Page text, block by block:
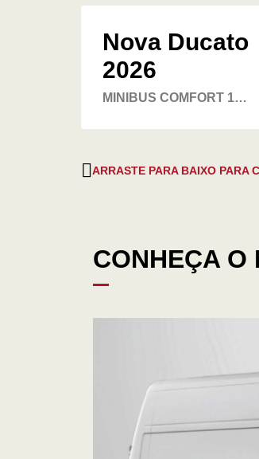
Nova Ducato
2026
MINIBUS COMFORT 18L
ARRASTE PARA BAIXO PARA
CONHEÇA O